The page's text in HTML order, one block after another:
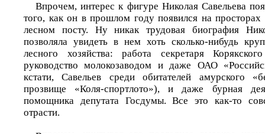
Впрочем, интерес к фигуре Николая Савельева
того, как он в прошлом году появился на
лесном посту. Ну никак трудовая биография
позволяла увидеть в нем хоть сколько-нибудь
лесного хозяйства: работа секретаря
руководство молокозаводом и даже ОАО
кстати, Савельев среди обитателей амурского
прозвище «Коля-спортлото»), и даже бурная
помощника депутата Госдумы. Все это как-то
отрасти.